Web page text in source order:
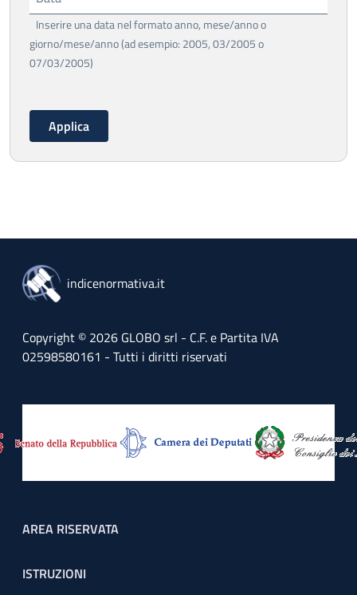
Inserire una data nel formato anno, mese/anno o
giorno/mese/anno (ad esempio: 2005, 03/2005 o
07/03/2005)
indicenormativa.it
Copyright © 2026 GLOBO srl - C.F. e Partita IVA
02598580161 - Tutti i diritti riservati
Footer menu
AREA RISERVATA
ISTRUZIONI